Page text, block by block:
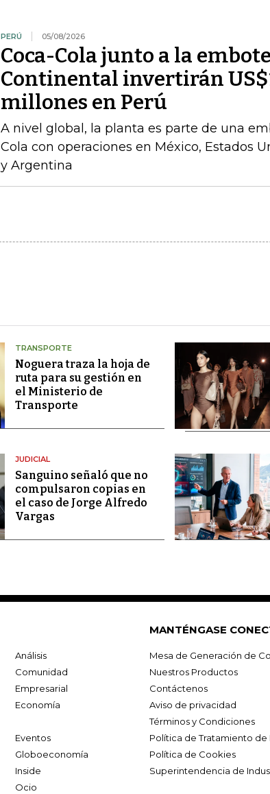
PERÚ 05/08/2026
Coca-Cola junto a la
Continental invertirán
millones en Perú
A nivel global, la planta es parte de una
Cola con operaciones en México, Estados
y Argentina
TRANSPORTE
Noguera traza la hoja de
ruta para su gestión en
el Ministerio de
Transporte
JUDICIAL
Sanguino señaló que no
compulsaron copias en
el caso de Jorge Alfredo
Vargas
Análisis
Comunidad
Empresarial
Economía
Eventos
Globoeconomía
Inside
Ocio
MANTÉNGASE
Mesa de Generación de
Nuestros Productos
Contáctenos
Aviso de privacidad
Términos y Condiciones
Política de Tratamiento de
Política de Cookies
Superintendencia de